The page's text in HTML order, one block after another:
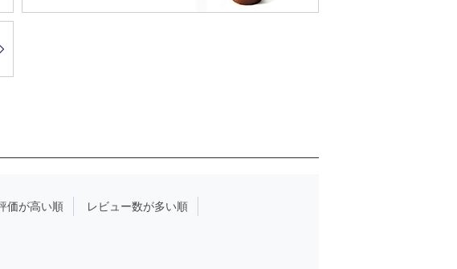
価が高い順 レビュー数が多い順